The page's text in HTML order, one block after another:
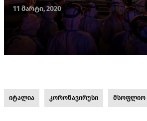
11 მარტი, 2020
იტალია კორონავირუსი მსოფლიო